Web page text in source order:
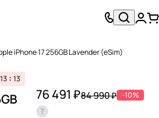
iPhone 17 256GB Lavender (eSim)
13 13
76 491 ₽84 990 ₽ -10%